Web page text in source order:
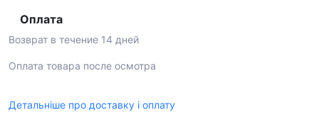
Оплата
Возврат в течение 14 дней
Оплата товара после осмотра
Детальніше про доставку і оплату